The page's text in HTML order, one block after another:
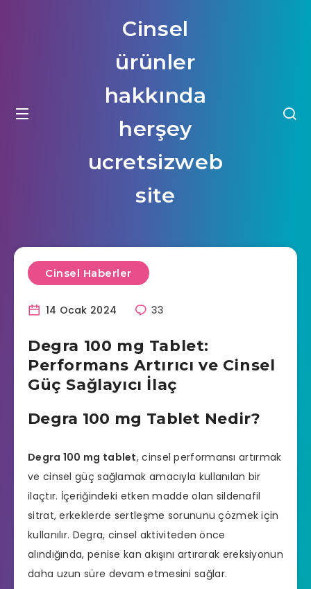
Cinsel
ürünler
hakkında
herşey
ucretsizweb
site
Cinsel Haberler
14 Ocak 2024 33
Degra 100 mg Tablet:
Performans Artırıcı ve Cinsel
Güç Sağlayıcı İlaç
Degra 100 mg Tablet Nedir?
Degra 100 mg tablet,cinsel performansı artırmak
ve cinsel güç sağlamak amacıyla kullanılan bir
ilaçtır. İçeriğindeki etken madde olan sildenafil
sitrat, erkeklerde sertleşme sorununu çözmek için
kullanılır. Degra, cinsel aktiviteden önce
alındığında, penise kan akışını artırarak ereksiyonun
daha uzun süre devam etmesini sağlar.